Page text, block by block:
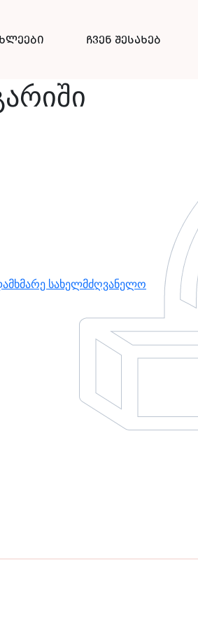
ჩვენ შესახებ
სახელმძღვანელო